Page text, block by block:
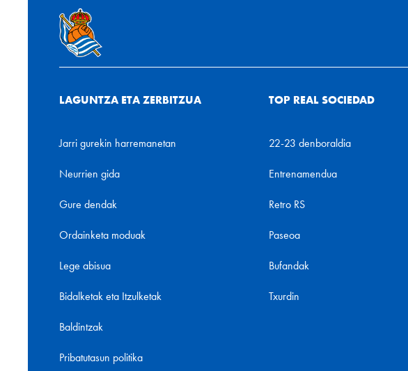
LAGUNTZA ETA ZERBITZUA
Jarri gurekin harremanetan
Neurrien gida
Gure dendak
Ordainketa moduak
Lege abisua
Bidalketak eta Itzulketak
Baldintzak
Pribatutasun politika
TOP REAL SOCIEDAD
22-23 denboraldia
Entrenamendua
Retro RS
Paseoa
Bufandak
Txurdin